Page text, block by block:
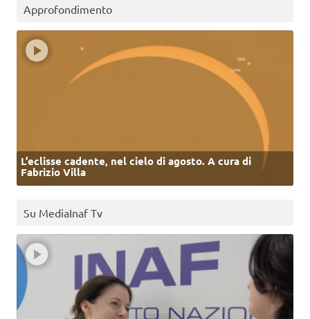
Approfondimento
L’eclisse cadente, nel cielo di agosto. A cura di
Fabrizio Villa
Su MediaInaf Tv